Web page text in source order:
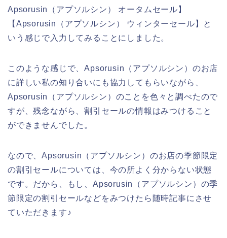
Apsorusin（アプソルシン） オータムセール】
【Apsorusin（アプソルシン） ウィンターセール】と
いう感じで入力してみることにしました。
このような感じで、Apsorusin（アプソルシン）のお店
に詳しい私の知り合いにも協力してもらいながら、
Apsorusin（アプソルシン）のことを色々と調べたので
すが、残念ながら、割引セールの情報はみつけること
ができませんでした。
なので、Apsorusin（アプソルシン）のお店の季節限定
の割引セールについては、今の所よく分からない状態
です。だから、もし、Apsorusin（アプソルシン）の季
節限定の割引セールなどをみつけたら随時記事にさせ
ていただきます♪